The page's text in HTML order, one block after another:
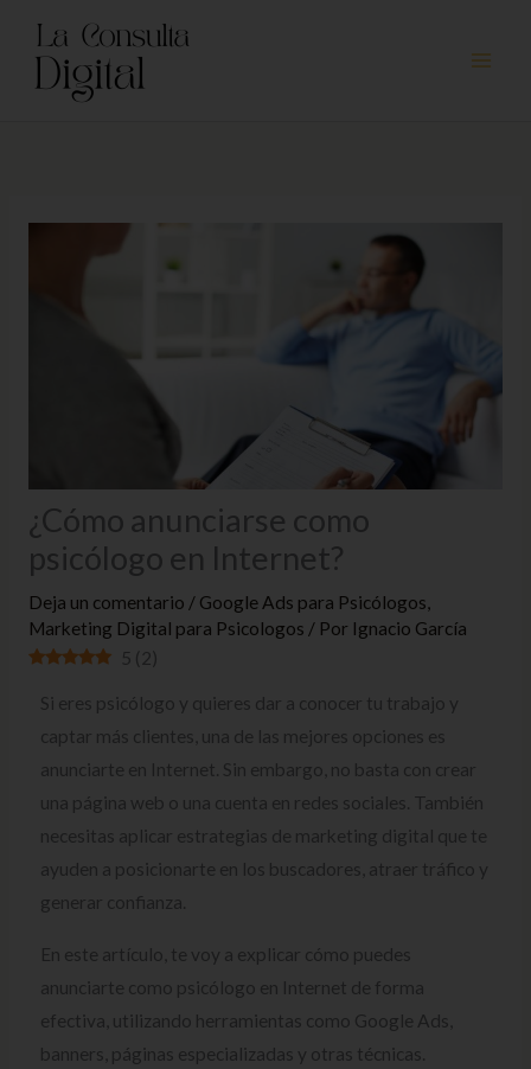
contenido
¿Cómo anunciarse como
psicólogo en Internet?
Deja un comentario / Google Ads para Psicólogos,
Marketing Digital para Psicologos / Por Ignacio García
5 ( 2)
Si eres psicólogo y quieres dar a conocer tu trabajo y
captar más clientes, una de las mejores opciones es
anunciarte en Internet. Sin embargo, no basta con crear
una página web o una cuenta en redes sociales. También
necesitas aplicar estrategias de marketing digital que te
ayuden a posicionarte en los buscadores, atraer tráfico y
generar confianza.
En este artículo, te voy a explicar cómo puedes
anunciarte como psicólogo en Internet de forma
efectiva, utilizando herramientas como Google Ads,
banners, páginas especializadas y otras técnicas.